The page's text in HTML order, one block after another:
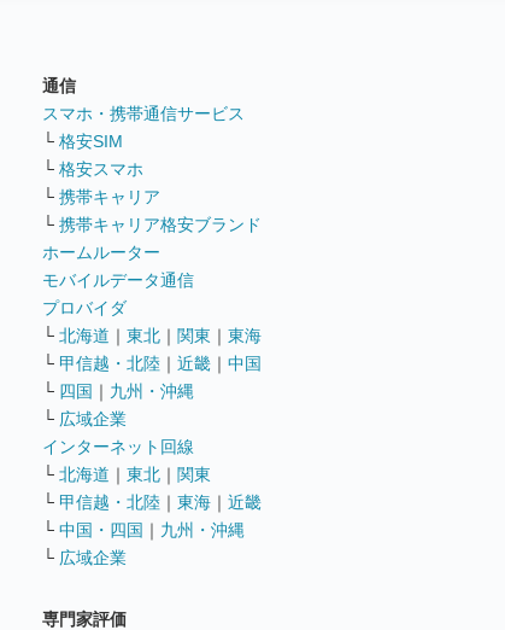
通信
スマホ・携帯通信サービス
└ 格安SIM
└ 格安スマホ
└ 携帯キャリア
└ 携帯キャリア格安ブランド
ホームルーター
モバイルデータ通信
プロバイダ
└ 北海道 ｜ 東北 ｜ 関東 ｜ 東海
└ 甲信越・北陸 ｜ 近畿 ｜ 中国
└ 四国 ｜ 九州・沖縄
└ 広域企業
インターネット回線
└ 北海道 ｜ 東北 ｜ 関東
└ 甲信越・北陸 ｜ 東海 ｜ 近畿
└ 中国・四国 ｜ 九州・沖縄
└ 広域企業
専門家評価